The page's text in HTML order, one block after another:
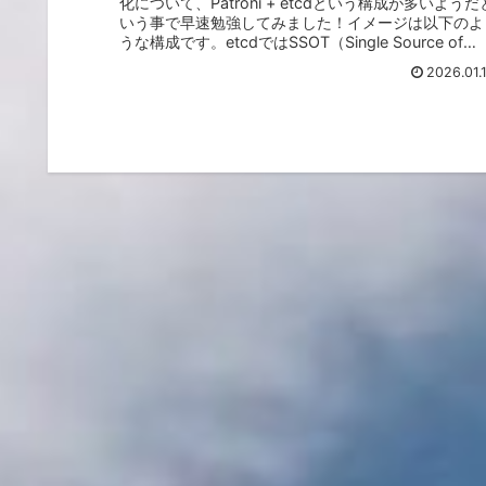
いう事で早速勉強してみました！イメージは以下のよ
うな構成です。etcdではSSOT（Single Source of